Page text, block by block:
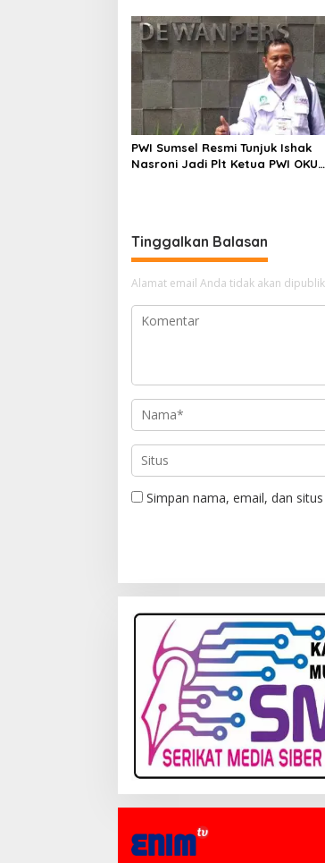
PWI Sumsel Resmi Tunjuk Ishak
Nasroni Jadi Plt Ketua PWI OKU
Tinggalkan Balasan
Alamat email Anda tidak akan
Simpan nama, email, dan